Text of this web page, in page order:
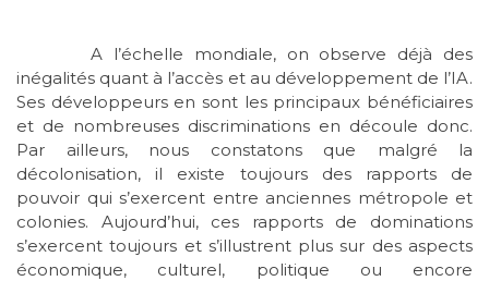
A l’échelle mondiale, on observe déjà des
inégalités quant à l’accès et au développement de l’IA.
Ses développeurs en sont les principaux bénéficiaires
et de nombreuses discriminations en découle donc.
Par ailleurs, nous constatons que malgré la
décolonisation, il existe toujours des rapports de
pouvoir qui s’exercent entre anciennes métropole et
colonies. Aujourd’hui, ces rapports de dominations
s’exercent toujours et s’illustrent plus sur des aspects
économique, culturel, politique ou encore